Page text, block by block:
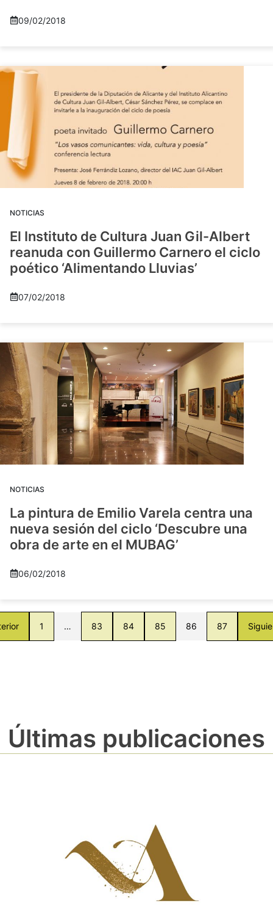
09/02/2018
NOTICIAS
El Instituto de Cultura Juan Gil-Albert
reanuda con Guillermo Carnero el ciclo
poético ‘Alimentando Lluvias’
07/02/2018
NOTICIAS
La pintura de Emilio Varela centra una
nueva sesión del ciclo ‘Descubre una
obra de arte en el MUBAG’
06/02/2018
1 … 83 84 85 86 87
Últimas publicaciones